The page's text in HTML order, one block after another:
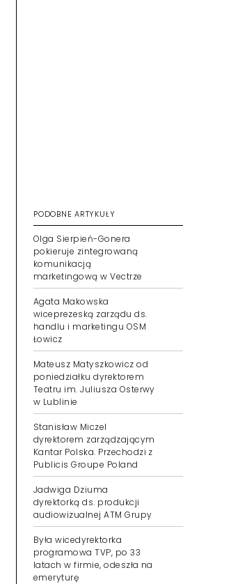
PODOBNE ARTYKUŁY
Olga Sierpień-Gonera
pokieruje zintegrowaną
komunikacją
marketingową w Vectrze
Agata Makowska
wiceprezeską zarządu ds.
handlu i marketingu OSM
Łowicz
Mateusz Matyszkowicz od
poniedziałku dyrektorem
Teatru im. Juliusza Osterwy
w Lublinie
Stanisław Miczel
dyrektorem zarządzającym
Kantar Polska. Przechodzi z
Publicis Groupe Poland
Jadwiga Dziuma
dyrektorką ds. produkcji
audiowizualnej ATM Grupy
Była wicedyrektorka
programowa TVP, po 33
latach w firmie, odeszła na
emeryturę